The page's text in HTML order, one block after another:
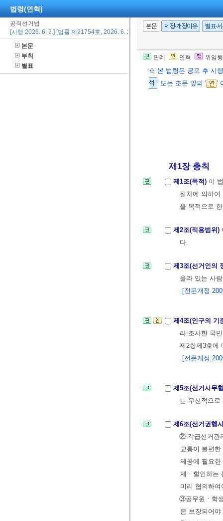
법령(연혁)
공직선거법
[시행 2026. 6. 2.] [법률 제21754호, 2026. 6. 2., 일부개정]
본문
부칙
별표
본문 제정·개정이유 별표·
판례 연혁 위임
※ 본 법령은 공포 후 시
혁 ' 또는 조문 앞의 ' '
제1장 총칙
제1조(목적) 이
절차에 의하
을 목적으로
제2조(적용범위)
다.
제3조(선거인의
올라 있는 사
[전문개정
제4조(인구의 기
라 조사한 국
제2항제3호에
[전문개정
제5조(선거사무
는 우선적으
제6조(선거권행
② 각급선거관
교통이 불편
제공에 필요
제ㆍ할인하는
미리 협의하
③공무원ㆍ학
은 보장되어